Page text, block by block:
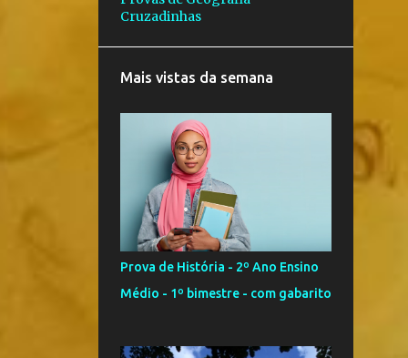
fevereiro
janeiro
2022
dezembro
novembro
8
outubro
13
agosto
17
Cruzadinhas
Mais vistas da semana
Prova de História - 2º Ano Ensino
Médio - 1º bimestre - com gabarito